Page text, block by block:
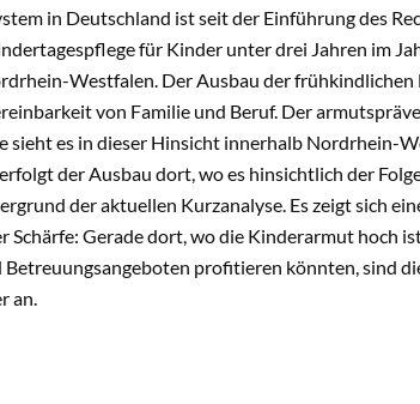
in Deutschland ist seit der Einführung des
für Kinder unter drei Jahren im
Westfalen. Der Ausbau der
von Familie und Beruf. Der
sieht es in dieser Hinsicht innerhalb Nordrhein-
der Ausbau dort, wo es hinsichtlich der
der aktuellen Kurzanalyse. Es zeigt sich
Schärfe: Gerade dort, wo die Kinderarmut hoch
profitieren könnten, sind
an.